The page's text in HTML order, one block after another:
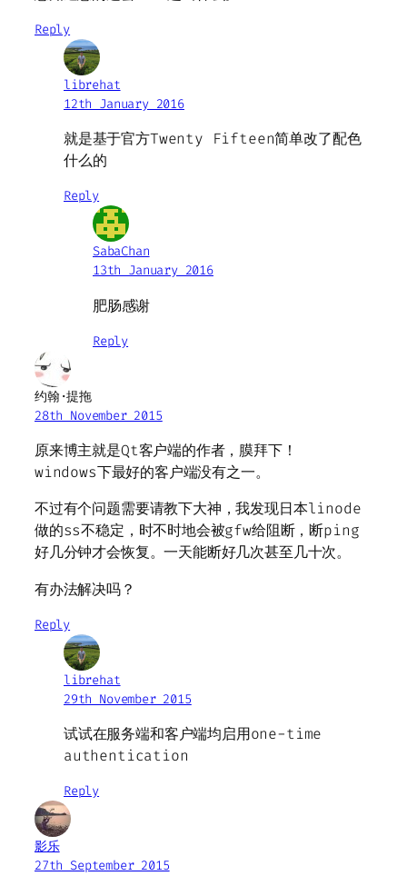
Reply
librehat
12th January 2016
就是基于官方Twenty Fifteen简单改了配色
什么的
Reply
SabaChan
13th January 2016
肥肠感谢
Reply
约翰·提拖
28th November 2015
原来博主就是Qt客户端的作者，膜拜下！
windows下最好的客户端没有之一。
不过有个问题需要请教下大神，我发现日本linode
做的ss不稳定，时不时地会被gfw给阻断，断ping
好几分钟才会恢复。一天能断好几次甚至几十次。
有办法解决吗？
Reply
librehat
29th November 2015
试试在服务端和客户端均启用one-time
authentication
Reply
影乐
27th September 2015